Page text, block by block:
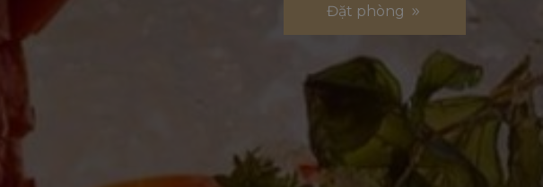
Đặt phòng